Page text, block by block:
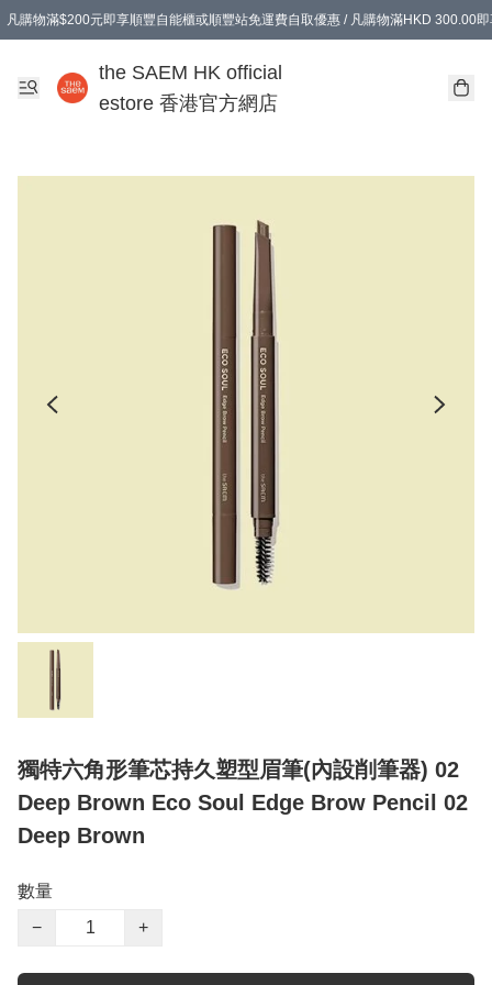
凡購物滿$200元即享順豐自能櫃或順豐站免運費自取優惠 / 凡購物滿HKD 300.00
the SAEM HK official
estore 香港官方網店
獨特六角形筆芯持久塑型眉筆(內設削筆器) 02
Deep Brown Eco Soul Edge Brow Pencil 02
Deep Brown
數量
−
+